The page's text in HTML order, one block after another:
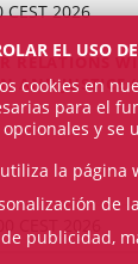
2026
RELATIONS
AND JUSTICE
CEST 2026
EL USO
cookies en
para el
y se
la página
de
publicidad,